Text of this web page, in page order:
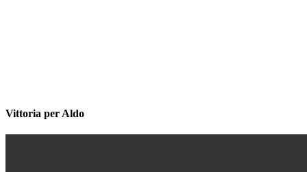
Vittoria per Aldo